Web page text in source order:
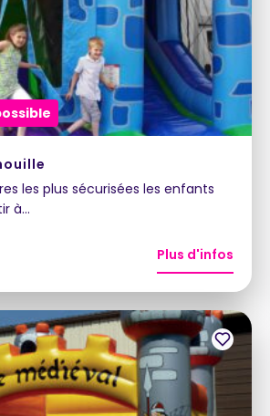
les plus sécurisées les enfants
à…
Plus d'infos